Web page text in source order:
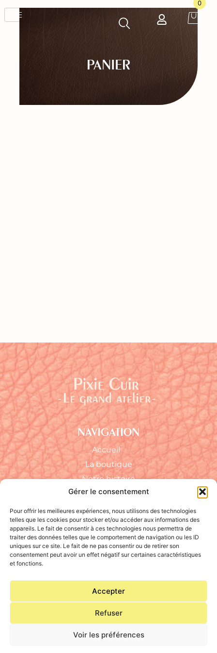
Gérer le consentement
Pour offrir les meilleures expériences, nous utilisons des technologies
telles que les cookies pour stocker et/ou accéder aux informations des
appareils. Le fait de consentir à ces technologies nous permettra de
traiter des données telles que le comportement de navigation ou les ID
uniques sur ce site. Le fait de ne pas consentir ou de retirer son
consentement peut avoir un effet négatif sur certaines caractéristiques
et fonctions.
Accepter
Refuser
Voir les préférences
0
PANIER
NAVIGATION
Accueil
La boutique
Notre histoire
Notre savoir-faire
FAQ
RÉSEAUX SOCIAUX
CONTACT
Conditions générales de ventes–Mentions légales